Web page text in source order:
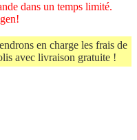
dans un temps limité.
en charge les frais de
avec livraison gratuite !